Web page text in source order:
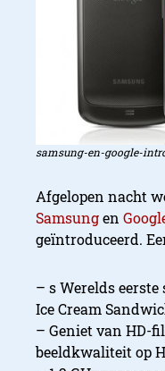
samsung-en-google-
Afgelopen nacht
Samsungen
geïntroduceerd.
– s Werelds
Ice Cream
– Geniet van HD-
beeldkwaliteit op